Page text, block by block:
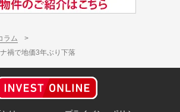
ラム
>
禍で地価3年ぶり下落